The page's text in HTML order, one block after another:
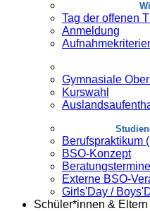
Tag der offenen
Anmeldung
Gymnasiale
Kurswahl
Berufspraktikum
BSO-Konzept
Beratungstermine
Externe BSO-
Girls'Day /
Schüler*innen & Eltern